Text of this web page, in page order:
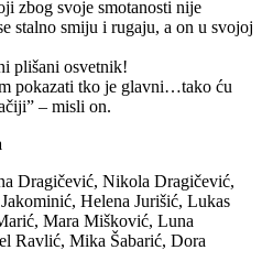
zbog svoje smotanosti nije
stalno smiju i rugaju, a on u svojoj
plišani osvetnik!
pokazati tko je glavni…tako ću
– misli on.
Dragičević, Nikola Dragičević,
Helena Jurišić, Lukas
Mara Mišković, Luna
Ravlić, Mika Šabarić, Dora